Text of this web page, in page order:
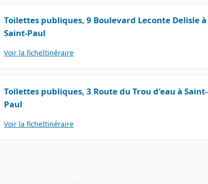
Toilettes publiques, 9 Boulevard Leconte Delisle à
Saint-Paul
Voir la ficheItinéraire
Toilettes publiques, 3 Route du Trou d'eau à Saint-
Paul
Voir la ficheItinéraire